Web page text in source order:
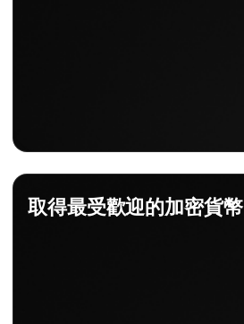
取得最受歡迎的加密貨幣